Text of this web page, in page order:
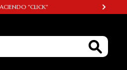
"CLICK"